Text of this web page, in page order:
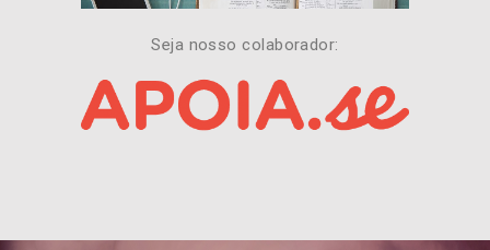
Seja nosso colaborador: